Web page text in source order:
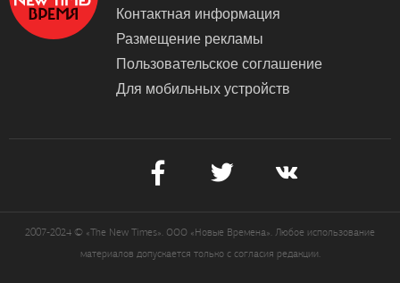
Контактная информация
Размещение рекламы
Пользовательское соглашение
Для мобильных устройств
2007-2024 © «The New Times». ООО «Новые Времена». Любое использование
материалов допускается только с согласия редакции.